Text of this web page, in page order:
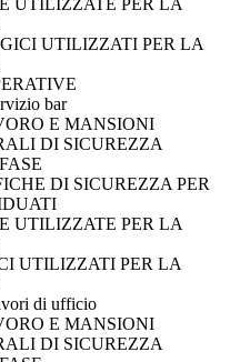
UTILIZZATI PER LA
bar
E MANSIONI
DI SICUREZZA
DI SICUREZZA PER
UTILIZZATE PER LA
UTILIZZATI PER LA
di ufficio
E MANSIONI
DI SICUREZZA